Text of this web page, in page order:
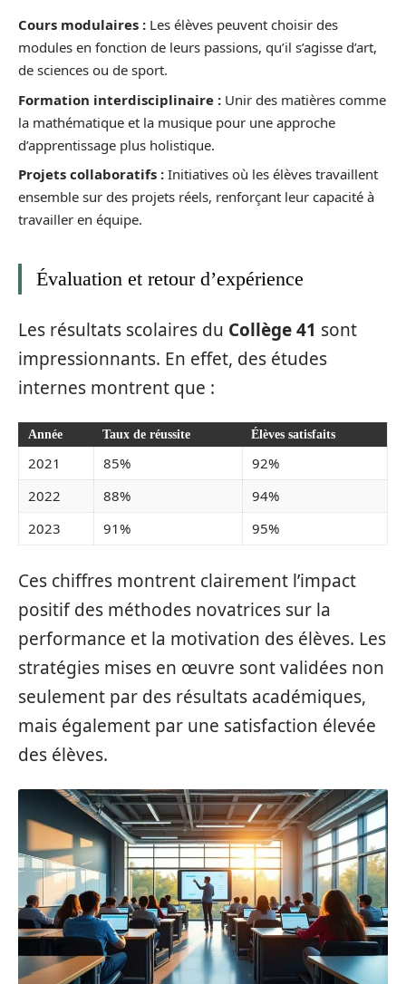
Cours modulaires : Les élèves peuvent choisir des
modules en fonction de leurs passions, qu’il s’agisse d’art,
de sciences ou de sport.
Formation interdisciplinaire : Unir des matières comme
la mathématique et la musique pour une approche
d’apprentissage plus holistique.
Projets collaboratifs : Initiatives où les élèves travaillent
ensemble sur des projets réels, renforçant leur capacité à
travailler en équipe.
Évaluation et retour d’expérience
Les résultats scolaires du Collège 41 sont
impressionnants. En effet, des études
internes montrent que :
Année Taux de réussite Élèves satisfaits
2021 85%
92%
2022
88%
94%
2023
91% 95%
Ces chiffres montrent clairement l’impact
positif des méthodes novatrices sur la
performance et la motivation des élèves. Les
stratégies mises en œuvre sont validées non
seulement par des résultats académiques,
mais également par une satisfaction élevée
des élèves.